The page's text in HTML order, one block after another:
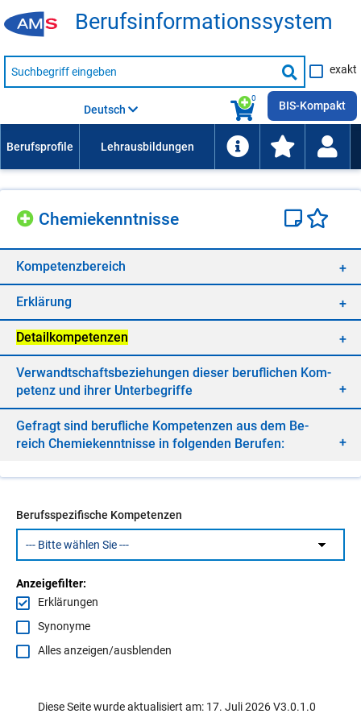
Be­rufs­in­for­ma­ti­ons­sys­tem
Suche
nach
Suche
starten
exakt
0
Deutsch BIS-Kompakt
Che­mie­kennt­nis­se
Kom­pe­tenz­be­reich
Er­klä­rung
De­tail­kom­pe­ten­zen
Ver­wandt­schafts­be­zie­hun­gen die­ser be­ruf­li­chen Kom­
pe­tenz und ih­rer Un­ter­be­grif­fe
Ge­fragt sind be­ruf­li­che Kom­pe­ten­zen aus dem Be­
reich Che­mie­kennt­nis­se in fol­gen­den Be­ru­fen:
Berufsspezifische Kompetenzen
Anzeigefilter:
Erklärungen
Synonyme
Alles anzeigen/ausblenden
Diese Seite wurde aktualisiert am: 17. Juli 2026 V3.0.1.0